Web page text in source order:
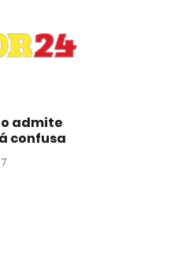
admite
confusa